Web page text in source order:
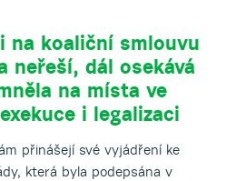
na koaliční smlouvu
neřeší, dál osekává
na místa ve
i legalizaci
přinášejí své vyjádření ke
která byla podepsána v